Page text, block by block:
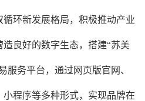
环新发展格局，积极推动产业
良好的数字生态，搭建“苏美
服务平台，通过网页版官网、
程序等多种形式，实现品牌在